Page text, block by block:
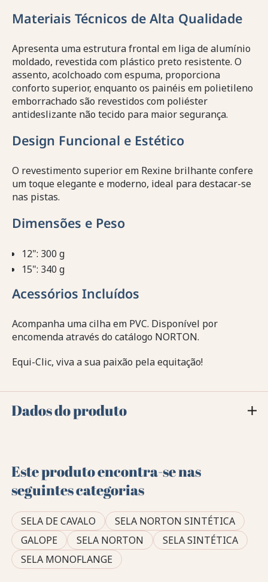
Materiais Técnicos de Alta Qualidade
Apresenta uma estrutura frontal em liga de alumínio
moldado, revestida com plástico preto resistente. O
assento, acolchoado com espuma, proporciona
conforto superior, enquanto os painéis em polietileno
emborrachado são revestidos com poliéster
antideslizante não tecido para maior segurança.
Design Funcional e Estético
O revestimento superior em Rexine brilhante confere
um toque elegante e moderno, ideal para destacar-se
nas pistas.
Dimensões e Peso
12": 300 g
15": 340 g
Acessórios Incluídos
Acompanha uma cilha em PVC. Disponível por
encomenda através do catálogo NORTON.
Equi-Clic, viva a sua paixão pela equitação!
Dados do produto
Este produto encontra-se nas
seguintes categorias
SELA DE CAVALO
SELA NORTON SINTÉTICA
GALOPE
SELA NORTON
SELA SINTÉTICA
SELA MONOFLANGE